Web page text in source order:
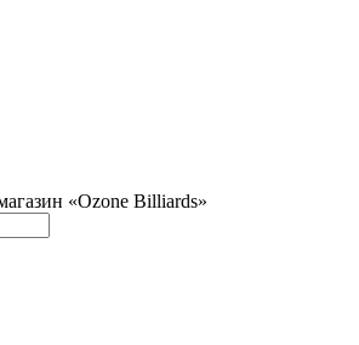
«Ozone Billiards»